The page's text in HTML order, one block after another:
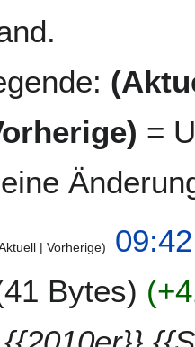
=
Vorherige
41 Bytes